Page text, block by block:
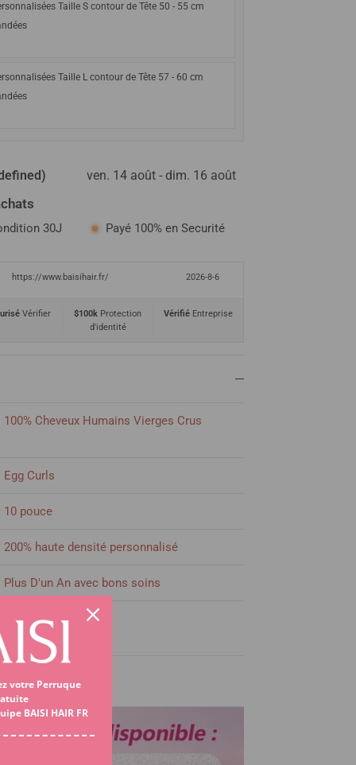
Taille S contour de Tête 50 - 55 cm
Taille L contour de Tête 57 - 60 cm
ven. 14 août - dim. 16 août
30J Payé 100% en Securité
https://www.baisihair.fr/ 2026-8-6
Vérifier $100k Protection
d'identité
Vérifié Entreprise
100% Cheveux Humains Vierges Crus
Egg Curls
10 pouce
200% haute densité personnalisé
Plus D'un An avec bons soins
1B#
Voir plus
votre Perruque
BAISI HAIR FR